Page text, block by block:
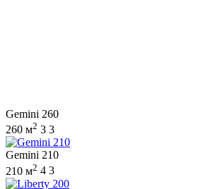
Gemini 260
260 м2 3 3
Gemini 210
210 м2 4 3